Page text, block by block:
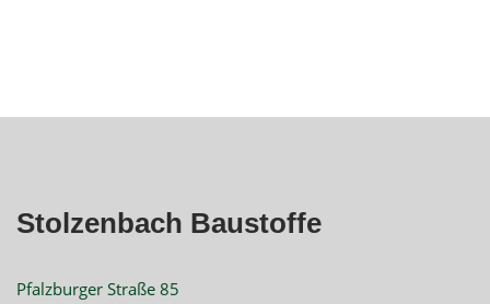
Stolzenbach Baustoffe
Pfalzburger Straße 85